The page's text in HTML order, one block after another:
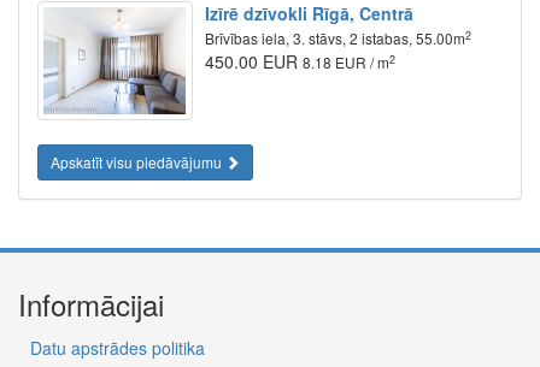
Izīrē dzīvokli Rīgā, Centrā
Brīvības iela, 3. stāvs, 2 istabas, 55.00m2
450.00 EUR 8.18 EUR / m2
Apskatīt visu piedāvājumu
Informācijai
Datu apstrādes politika